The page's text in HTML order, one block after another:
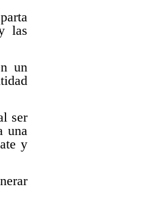
las
un
ser
una
y